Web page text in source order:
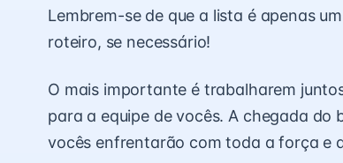
Lembrem-se de que a lista é apenas
roteiro, se necessário!
O mais importante é trabalharem
para a equipe de vocês. A chegada do
vocês enfrentarão com toda a força e